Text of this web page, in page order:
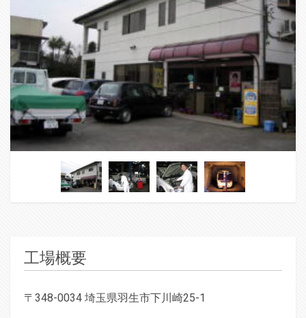
工場概要
〒348-0034 埼玉県羽生市下川崎25-1